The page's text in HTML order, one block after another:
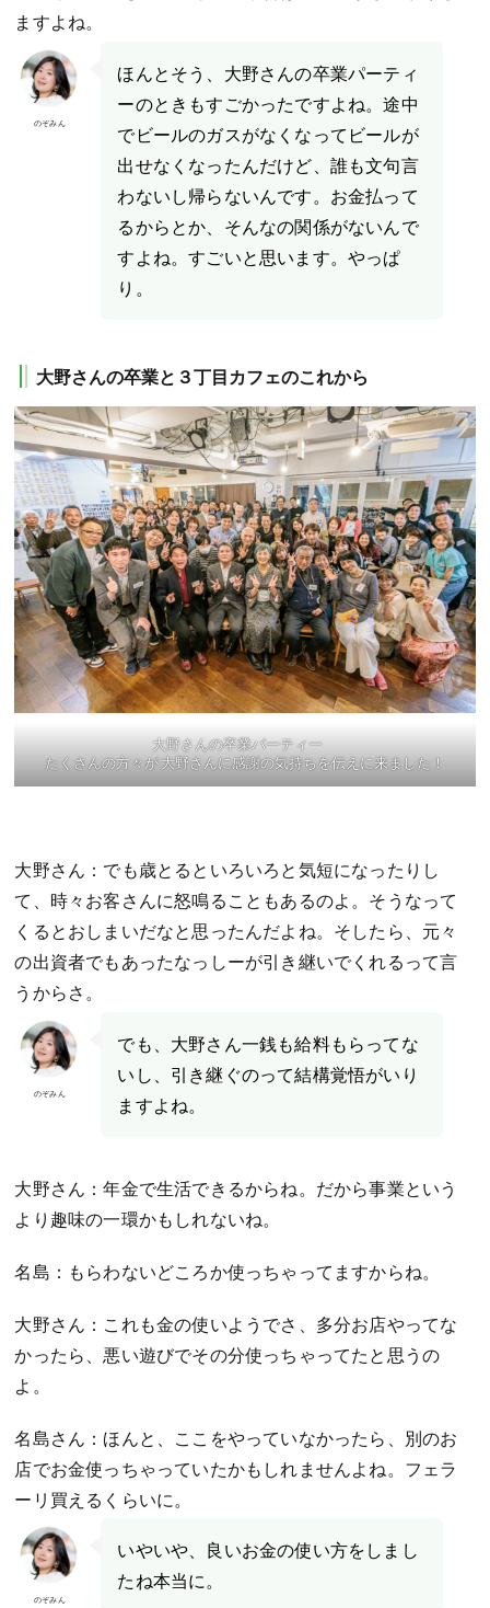
ますよね。
のぞみん
ほんとそう、大野さんの卒業パーティ
ーのときもすごかったですよね。途中
でビールのガスがなくなってビールが
出せなくなったんだけど、誰も文句言
わないし帰らないんです。お金払って
るからとか、そんなの関係がないんで
すよね。すごいと思います。やっぱ
り。
大野さんの卒業と３丁目カフェのこれから
大野さんの卒業パーティー
たくさんの方々が 大野さんに感謝の気持ちを伝えに来ました！
大野さん：でも歳とるといろいろと気短になったりし
て、時々お客さんに怒鳴ることもあるのよ。そうなって
くるとおしまいだなと思ったんだよね。そしたら、元々
の出資者でもあったなっしーが引き継いでくれるって言
うからさ。
のぞみん
でも、大野さん一銭も給料もらってな
いし、引き継ぐのって結構覚悟がいり
ますよね。
大野さん：年金で生活できるからね。だから事業という
より趣味の一環かもしれないね。
名島：もらわないどころか使っちゃってますからね。
大野さん：これも金の使いようでさ、多分お店やってな
かったら、悪い遊びでその分使っちゃってたと思うの
よ。
名島さん：ほんと、ここをやっていなかったら、別のお
店でお金使っちゃっていたかもしれませんよね。フェラ
ーリ買えるくらいに。
のぞみん
いやいや、良いお金の使い方をしまし
たね本当に。